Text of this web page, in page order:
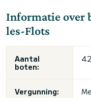
Informatie over
les-Flots
Aantal
boten:
Vergunning: